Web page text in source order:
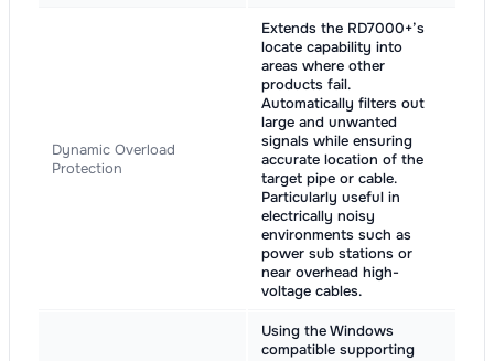
Dynamic Overload
Protection
Extends the RD7000+’s
locate capability into
areas where other
products fail.
Automatically filters out
large and unwanted
signals while ensuring
accurate location of the
target pipe or cable.
Particularly useful in
electrically noisy
environments such as
power sub stations or
near overhead high-
voltage cables.
Using the Windows
compatible supporting